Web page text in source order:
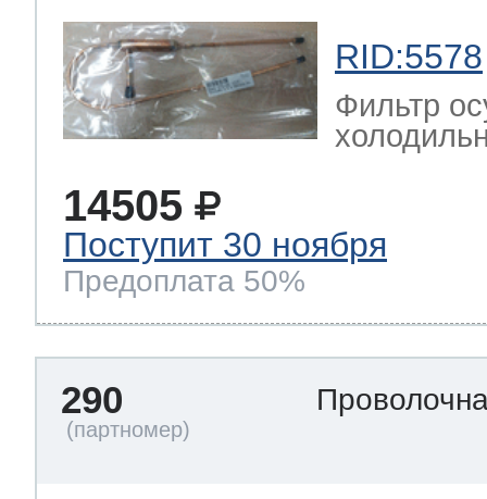
RID:5578
Фильтр
14505
Поступит 30 ноября
Предоплата 50%
290